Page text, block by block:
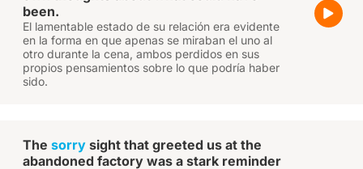
been.
El lamentable estado de su relación era evidente
en la forma en que apenas se miraban el uno al
otro durante la cena, ambos perdidos en sus
propios pensamientos sobre lo que podría haber
sido.
The sorry sight that greeted us at the
abandoned factory was a stark reminder